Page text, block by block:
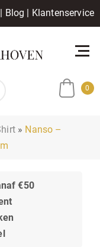
| Blog | Klantenservice
0
» Nanso –
€50